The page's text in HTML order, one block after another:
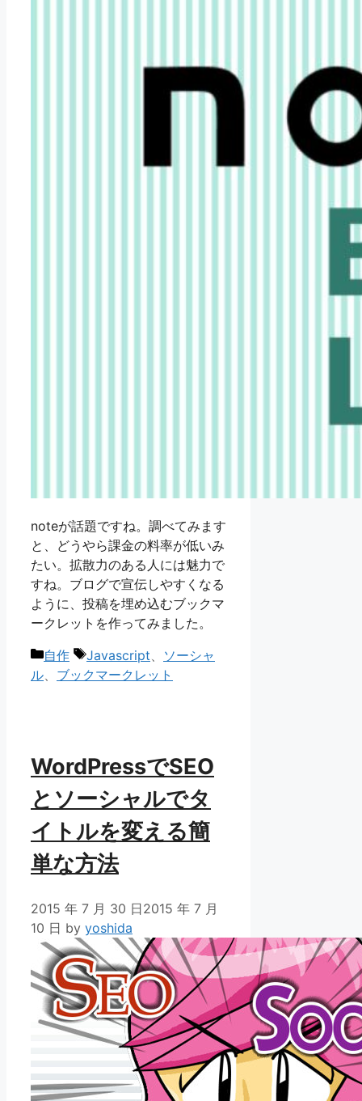
noteが話題ですね。調べてみます
と、どうやら課金の料率が低いみ
たい。拡散力のある人には魅力で
すね。ブログで宣伝しやすくなる
ように、投稿を埋め込むブックマ
ークレットを作ってみました。
カ
テ
自作
タ
グ
Javascript
ソーシャ
ル
ブックマークレット
WordPressでSEO
とソーシャルでタ
イトルを変える簡
単な方法
2015 年 7 月 30 日2015 年 7 月
10 日 by yoshida